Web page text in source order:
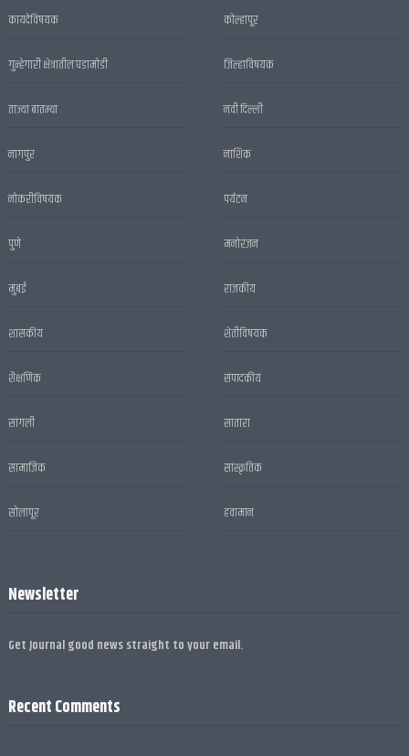
कायदेविषयक कोल्हापूर
गुन्हेगारी क्षेत्रातील घडामोडी जिल्हाविषयक
ताज्या बातम्या नवी दिल्ली
नागपुर नाशिक
नोकरीविषयक पर्यटन
पुणे मनोरंजन
मुंबई राजकीय
शासकीय शेतीविषयक
शैक्षणिक संपादकीय
सांगली सातारा
सामाजिक सांस्कृतिक
सोलापूर हवामान
Newsletter
Get Journal good news straight to your email.
Recent Comments